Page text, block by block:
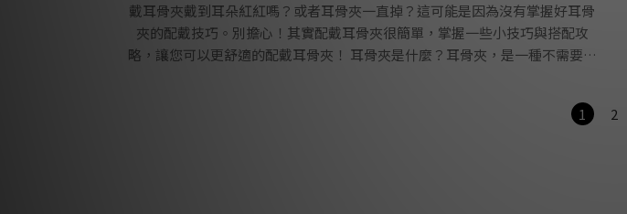
戴耳骨夾戴到耳朵紅紅嗎？或者耳骨夾一直掉？這可能是因為沒有掌握好耳骨
夾的配戴技巧。別擔心！其實配戴耳骨夾很簡單，掌握一些小技巧與搭配攻
略，讓您可以更舒適的配戴耳骨夾！ 耳骨夾是什麼？耳骨夾，是一種不需要穿
設計非常方便，不僅如此，耳骨夾在造型上更具變化與創意。耳骨夾可以配戴
於耳骨的不同部位，例如耳骨上端、耳骨中間和耳骨下端。不同款式的耳骨夾
1 2